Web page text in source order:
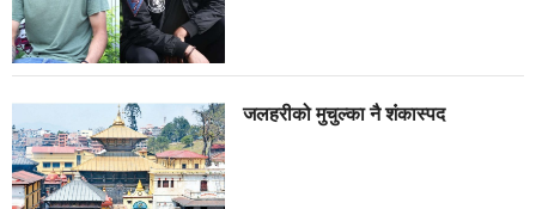
जलहरीको मुचुल्का नै शंंकास्पद